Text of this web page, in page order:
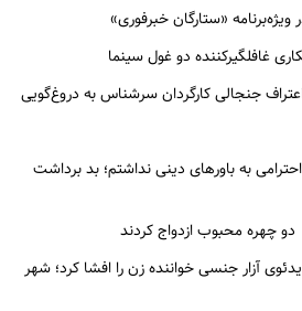
«ستارگان خبرفوری»
غافلگیرکننده دو غول سینما
جنجالی کارگردان سرشناس به دروغ‌گویی
به باورهای دینی نداشتم؛ بد برداشت
چهره محبوب ازدواج کردند
آزار جنسی خواننده زن را افشا کرد؛ شهر